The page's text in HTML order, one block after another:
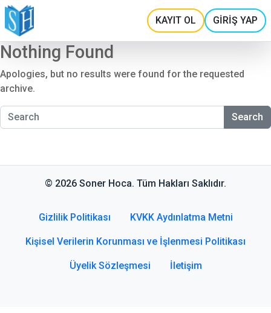
KAYIT OL GİRİŞ YAP
Nothing Found
Apologies, but no results were found for the requested
archive.
Search
© 2026 Soner Hoca. Tüm Hakları Saklıdır.
Gizlilik Politikası KVKK Aydınlatma Metni
Kişisel Verilerin Korunması ve İşlenmesi Politikası
Üyelik Sözleşmesi İletişim